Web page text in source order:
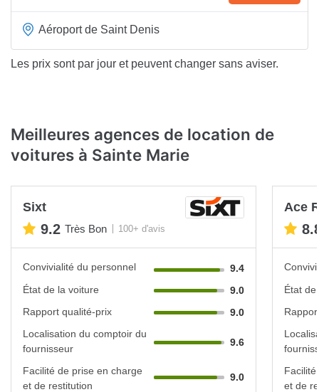
Aéroport de Saint Denis
Les prix sont par jour et peuvent changer sans aviser.
Meilleures agences de location de
voitures à Sainte Marie
Sixt
9.2 Très Bon 100+ d'avis
Convivialité du personnel
9.4
État de la voiture
9.0
Rapport qualité-prix
9.0
Localisation du comptoir du
fournisseur
9.6
Facilité de prise en charge
et de restitution
9.0
Ace
État
et de